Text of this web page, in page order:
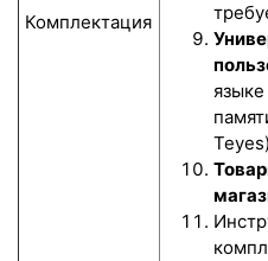
Комплектация